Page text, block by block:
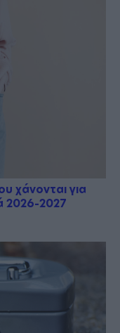
χάνονται για
2026-2027